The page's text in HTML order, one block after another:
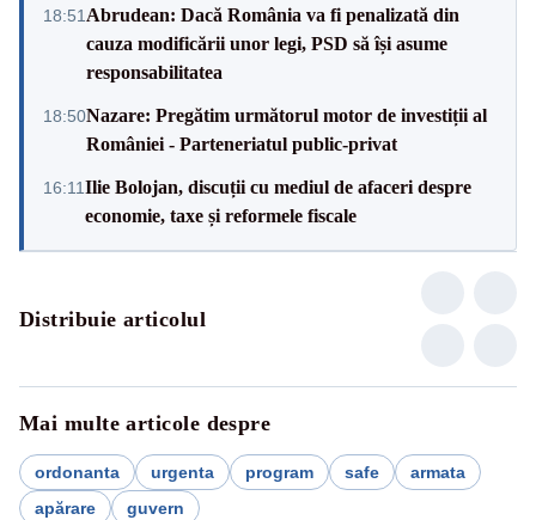
18:51 Abrudean: Dacă România va fi penalizată din
cauza modificării unor legi, PSD să își asume
responsabilitatea
18:50Nazare: Pregătim următorul motor de investiții al
României - Parteneriatul public-privat
16:11Ilie Bolojan, discuții cu mediul de afaceri despre
economie, taxe și reformele fiscale
Distribuie articolul
Mai multe articole despre
ordonanta urgenta program safe
armata
apărare
guvern